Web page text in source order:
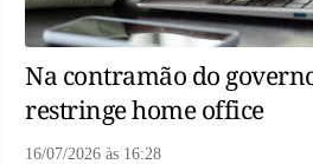
Na contramão do
restringe home office
16/07/2026 às 16:28